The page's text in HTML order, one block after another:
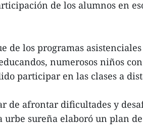
de los alumnos en
de los programas
numerosos niños
participar en las clases a
de afrontar dificultades y
urbe sureña elaboró un plan